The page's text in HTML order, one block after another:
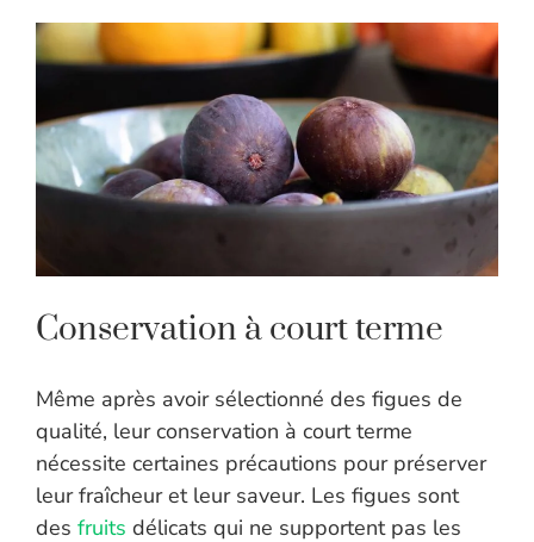
Conservation à court terme
Même après avoir sélectionné des figues de
qualité, leur conservation à court terme
nécessite certaines précautions pour préserver
leur fraîcheur et leur saveur. Les figues sont
des fruits délicats qui ne supportent pas les